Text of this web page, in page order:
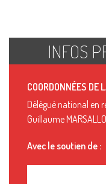
INFOS
COORDONNÉES DE
Délégué national en
Guillaume
Avec le soutien de :